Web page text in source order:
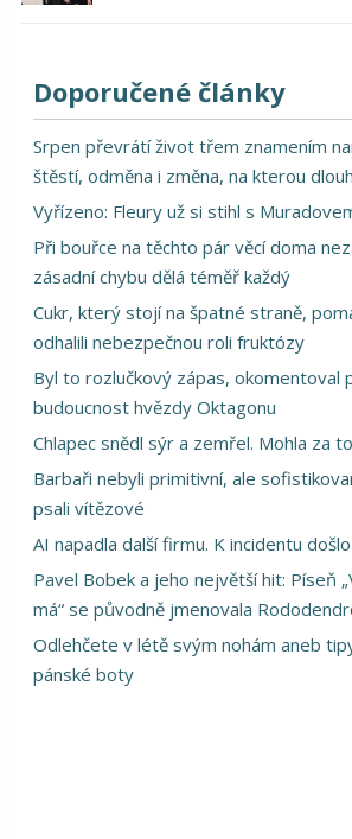
Doporučené články
Srpen převrátí život třem znamením
štěstí, odměna i změna, na kterou
Vyřízeno: Fleury už si stihl s
Při bouřce na těchto pár věcí doma
zásadní chybu dělá téměř každý
Cukr, který stojí na špatné straně,
odhalili nebezpečnou roli fruktózy
Byl to rozlučkový zápas, okomentoval
budoucnost hvězdy Oktagonu
Chlapec snědl sýr a zemřel. Mohla za
Barbaři nebyli primitivní, ale
psali vítězové
AI napadla další firmu. K incidentu
Pavel Bobek a jeho největší hit: Píseň
má“ se původně jmenovala
Odlehčete v létě svým nohám aneb
pánské boty